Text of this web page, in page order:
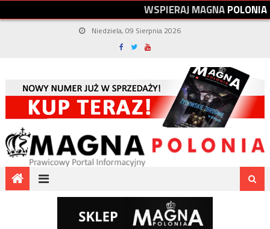
WSPIERAJMAGNAPOLONIA
Niedziela, 09 Sierpnia 2026